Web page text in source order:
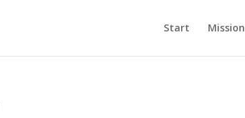
Start Mission